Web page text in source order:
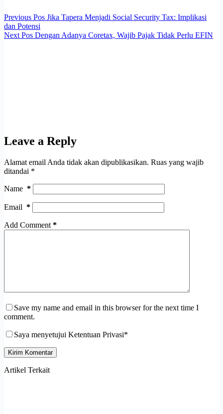
Previous Pos Jika Tapera Menjadi Social Security Tax: Implikasi
dan Potensi
Next Pos Dengan Adanya Coretax, Wajib Pajak Tidak Perlu EFIN
Leave a Reply
Alamat email Anda tidak akan dipublikasikan. Ruas yang wajib
ditandai *
Name *
Email *
Add Comment *
Save my name and email in this browser for the next time I
comment.
Saya menyetujui Ketentuan Privasi*
Kirim Komentar
Artikel Terkait